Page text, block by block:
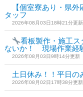
【個室寮あり・県
タッフ
2026年08月03日18時21分更新
看板製作・施工ス
ないか！ 現場作業経
2026年08月03日9時14分更新
土日休み！！平日の
2026年08月02日17時38分更新